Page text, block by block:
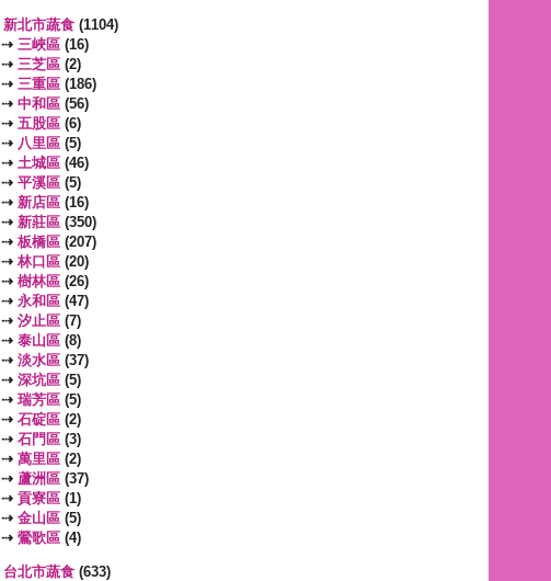
新北市蔬食 (1104)
⇢ 三峽區 (16)
⇢ 三芝區 (2)
⇢ 三重區 (186)
⇢ 中和區 (56)
⇢ 五股區 (6)
⇢ 八里區 (5)
⇢ 土城區 (46)
⇢ 平溪區 (5)
⇢ 新店區 (16)
⇢ 新莊區 (350)
⇢ 板橋區 (207)
⇢ 林口區 (20)
⇢ 樹林區 (26)
⇢ 永和區 (47)
⇢ 汐止區 (7)
⇢ 泰山區 (8)
⇢ 淡水區 (37)
⇢ 深坑區 (5)
⇢ 瑞芳區 (5)
⇢ 石碇區 (2)
⇢ 石門區 (3)
⇢ 萬里區 (2)
⇢ 蘆洲區 (37)
⇢ 貢寮區 (1)
⇢ 金山區 (5)
⇢ 鶯歌區 (4)
台北市蔬食 (633)